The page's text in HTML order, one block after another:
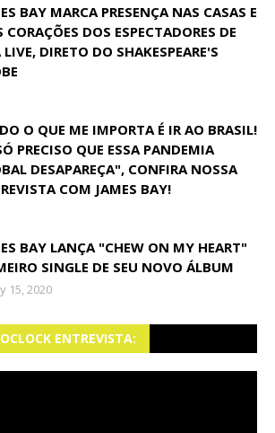
BAY MARCA PRESENÇA NAS CASAS E
CORAÇÕES DOS ESPECTADORES DE
LIVE, DIRETO DO SHAKESPEARE'S
O QUE ME IMPORTA É IR AO BRASIL!
PRECISO QUE ESSA PANDEMIA
DESAPAREÇA", CONFIRA NOSSA
COM JAMES BAY!
BAY LANÇA "CHEW ON MY HEART"
SINGLE DE SEU NOVO ÁLBUM
15, 2020
ENTREVISTA: